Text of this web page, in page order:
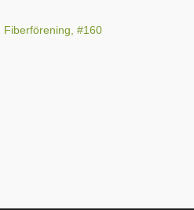
Fiberförening, #160